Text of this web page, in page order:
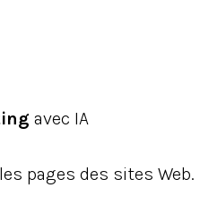
avec IA
pages des sites Web.